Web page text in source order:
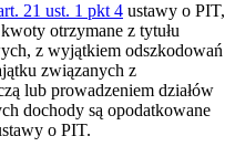
21 ust. 1 pkt 4 ustawy o PIT,
otrzymane z tytułu
z wyjątkiem odszkodowań
związanych z
lub prowadzeniem działów
dochody są opodatkowane
o PIT.